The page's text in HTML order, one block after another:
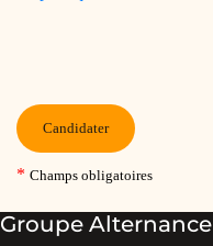
Groupe Alternance